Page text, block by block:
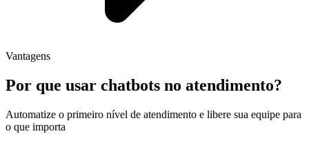
Vantagens
Por que usar chatbots no atendimento?
Automatize o primeiro nível de atendimento e libere sua equipe para
o que importa